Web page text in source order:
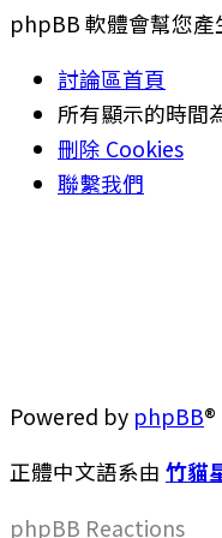
phpBB 軟體會幫您產
討論區首頁
所有顯示的時間
刪除 Cookies
聯繫我們
Powered by phpBB
正體中文語系由 竹貓
phpBB Reactions